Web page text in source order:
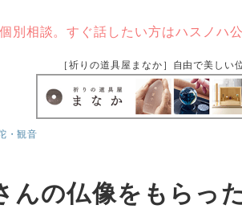
別相談。すぐ話したい方はハスノハ
［祈りの道具屋まなか］自由で美しい
・観音
んの仏像をもらっ